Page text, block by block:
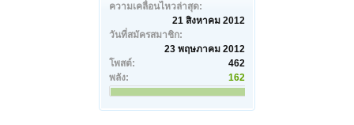
ความเคลื่อนไหวล่าสุด:
21 สิงหาคม 2012
วันที่สมัครสมาชิก:
23 พฤษภาคม 2012
โพสต์:
462
พลัง:
162